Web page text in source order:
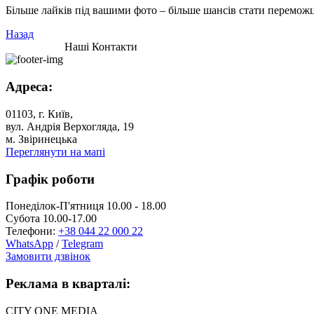
Більше лайків під вашими фото – більше шансів стати
Назад
Наші Контакти
Адреса:
01103, г. Київ,
вул. Андрія Верхогляда, 19
м. Звіринецька
Переглянути на мапі
Графік роботи
Понеділок-П'ятниця 10.00 - 18.00
Субота 10.00-17.00
Телефони: +38 044 22 000 22
WhatsApp /Telegram
Замовити дзвінок
Реклама в кварталі:
CITY ONE MEDIA